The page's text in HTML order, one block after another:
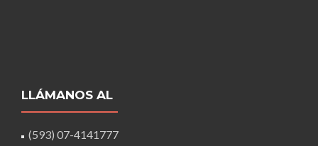
LLÁMANOS AL
(593) 07-4141777